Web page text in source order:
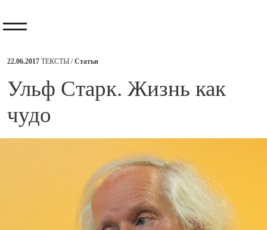
22.06.2017 ТЕКСТЫ /Статьи
​Ульф Старк. Жизнь как
чудо